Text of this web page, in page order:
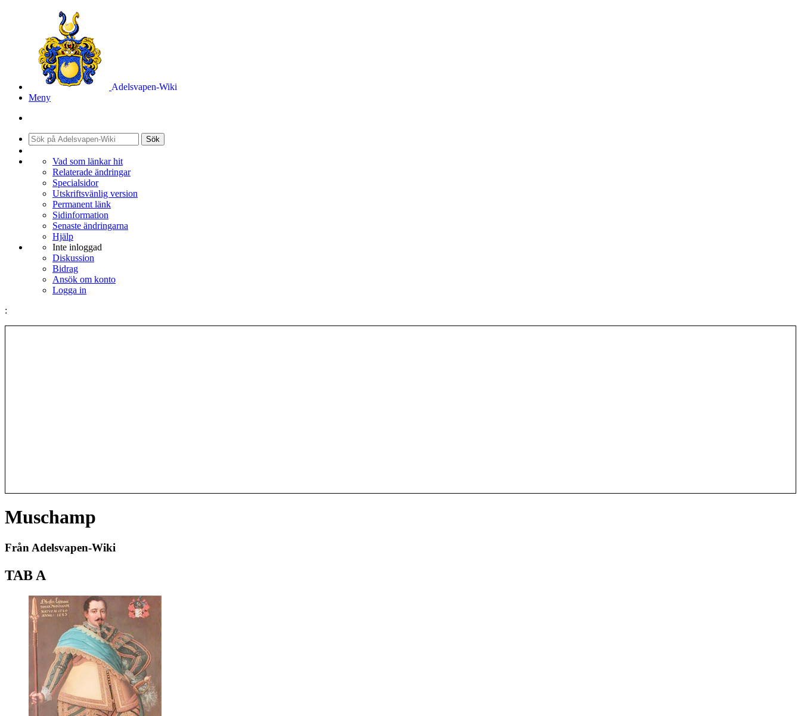
Adelsvapen-Wiki
Meny
Sök
Vad som länkar hit
Relaterade ändringar
Specialsidor
Utskriftsvänlig version
Permanent länk
Sidinformation
Senaste ändringarna
Hjälp
Inte inloggad
Diskussion
Bidrag
Ansök om konto
Logga in
:
Muschamp
Från Adelsvapen-Wiki
TAB A